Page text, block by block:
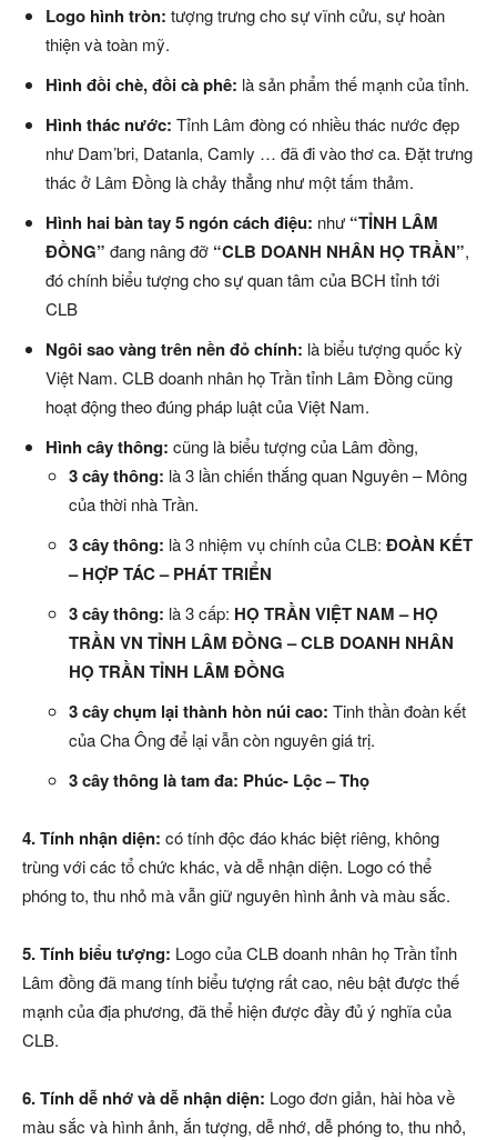
Logo hình tròn: tượng trưng cho sự vĩnh cửu, sự hoàn
thiện và toàn mỹ.
Hình đồi chè, đồi cà phê: là sản phẩm thế mạnh của tỉnh.
Hình thác nước: Tỉnh Lâm đòng có nhiều thác nước đẹp
như Dam’bri, Datanla, Camly … đã đi vào thơ ca. Đặt trưng
thác ở Lâm Đồng là chảy thẳng như một tấm thảm.
Hình hai bàn tay 5 ngón cách điệu: như “TỈNH LÂM
ĐỒNG” đang nâng đỡ “CLB DOANH NHÂN HỌ TRẦN”,
đó chính biểu tượng cho sự quan tâm của BCH tỉnh tới
CLB
Ngôi sao vàng trên nền đỏ chính: là biểu tượng quốc kỳ
Việt Nam. CLB doanh nhân họ Trần tỉnh Lâm Đồng cũng
hoạt động theo đúng pháp luật của Việt Nam.
Hình cây thông: cũng là biểu tượng của Lâm đồng,
3 cây thông: là 3 lần chiến thắng quan Nguyên – Mông
của thời nhà Trần.
3 cây thông: là 3 nhiệm vụ chính của CLB: ĐOÀN KẾT
– HỢP TÁC – PHÁT TRIỂN
3 cây thông: là 3 cấp: HỌ TRẦN VIỆT NAM – HỌ
TRẦN VN TỈNH LÂM ĐỒNG – CLB DOANH NHÂN
HỌ TRẦN TỈNH LÂM ĐỒNG
3 cây chụm lại thành hòn núi cao: Tinh thần đoàn kết
của Cha Ông để lại vẫn còn nguyên giá trị.
3 cây thông là tam đa: Phúc- Lộc – Thọ
4. Tính nhận diện: có tính độc đáo khác biệt riêng, không
trùng với các tổ chức khác, và dễ nhận diện. Logo có thể
phóng to, thu nhỏ mà vẫn giữ nguyên hình ảnh và màu sắc.
5. Tính biểu tượng: Logo của CLB doanh nhân họ Trần tỉnh
Lâm đồng đã mang tính biểu tượng rất cao, nêu bật được thế
mạnh của địa phương, đã thể hiện được đầy đủ ý nghĩa của
CLB.
6. Tính dễ nhớ và dễ nhận diện: Logo đơn giản, hài hòa về
màu sắc và hình ảnh, ắn tượng, dễ nhớ, dễ phóng to, thu nhỏ,